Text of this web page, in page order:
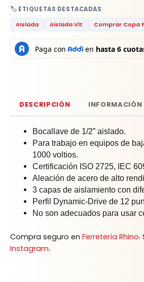
🏷️ ETIQUETAS DESTACADAS
Aislada
Aislada Vlt Comprar Copa
DESCRIPCIÓN
Bocallave de 1/2” aislado.
Para trabajo en equipos de
1000 voltios.
Certificación ISO 2725, IEC
Aleación de acero de alto
3 capas de aislamiento con
Perfil Dynamic-Drive de 12
No son adecuados para usar
Compra seguro en Ferretería Rhino.
Instagram.